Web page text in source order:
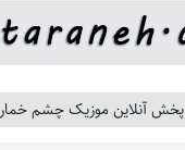
پخش آنلاین موزیک چشم خمار